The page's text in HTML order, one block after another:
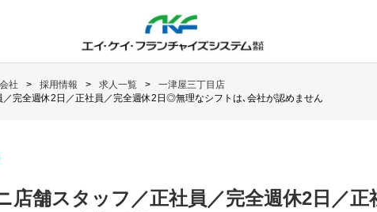
社 採用情報 求人一覧
一津屋三丁目店
完全週休2日／正社員／完全週休2日◎無理なシフトは､会社が認めません
店舗スタッフ／正社員／完全週休2日／正